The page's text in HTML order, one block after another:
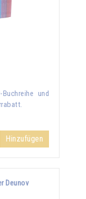
und
Hinzufügen
Deunov